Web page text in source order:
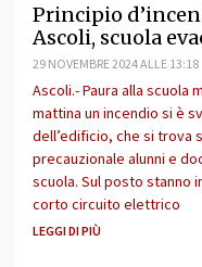
Principio
Ascoli, scuola
29 NOVEMBRE 2024 ALLE 13:18
Ascoli.- Paura alla scuola
mattina un incendio si è
dell’edificio, che si trova
precauzionale alunni e
scuola. Sul posto stanno
corto circuito elettrico
LEGGI DI PIÙ